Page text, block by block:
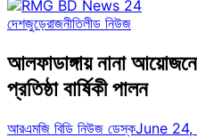
দেশজুড়েরাজনীতিলীড নিউজ
আলফাডাঙ্গায় নানা
প্রতিষ্ঠা বার্ষিকী পালন
আরএমজি বিডি নিউজ ডেস্কJune 24,